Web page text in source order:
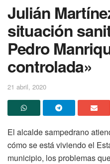
Julián
situación
Pedro
controlada»
21 abril, 2020
El alcalde sampedrano
cómo se está viviendo el
municipio, los problemas